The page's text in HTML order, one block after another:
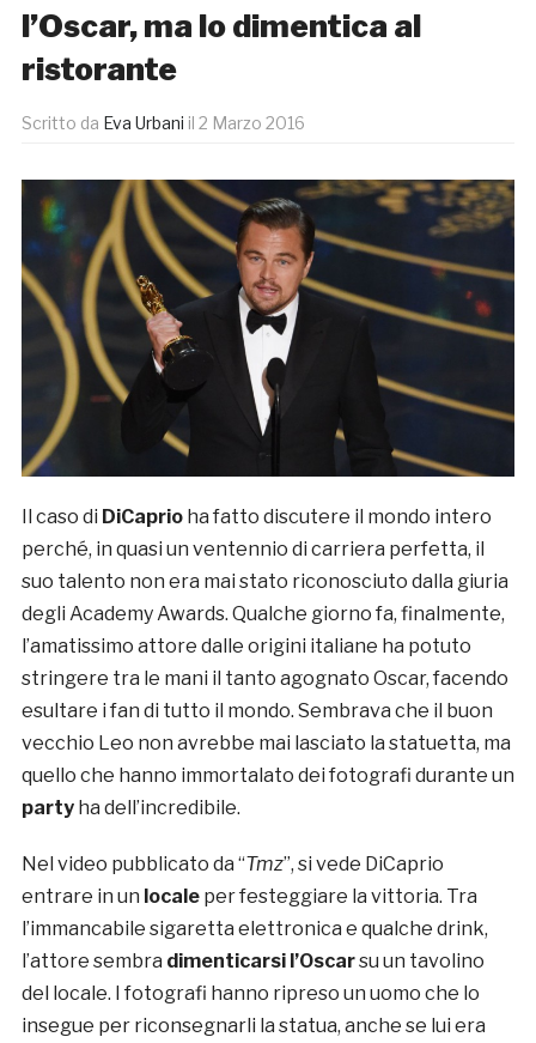
l’Oscar, ma lo dimentica al
ristorante
Scritto da Eva Urbani il 2 Marzo 2016
Il caso di DiCaprioha fatto discutere il mondo intero
perché, in quasi un ventennio di carriera perfetta, il
suo talento non era mai stato riconosciuto dalla giuria
degli Academy Awards. Qualche giorno fa, finalmente,
l’amatissimo attore dalle origini italiane ha potuto
stringere tra le mani il tanto agognato Oscar, facendo
esultare i fan di tutto il mondo. Sembrava che il buon
vecchio Leo non avrebbe mai lasciato la statuetta, ma
quello che hanno immortalato dei fotografi durante un
partyha dell’incredibile.
Nel video pubblicato da “Tmz”, si vede DiCaprio
entrare in un localeper festeggiare la vittoria. Tra
l’immancabile sigaretta elettronica e qualche drink,
l’attore sembra dimenticarsi l’Oscarsu un tavolino
del locale. I fotografi hanno ripreso un uomo che lo
insegue per riconsegnarli la statua, anche se lui era